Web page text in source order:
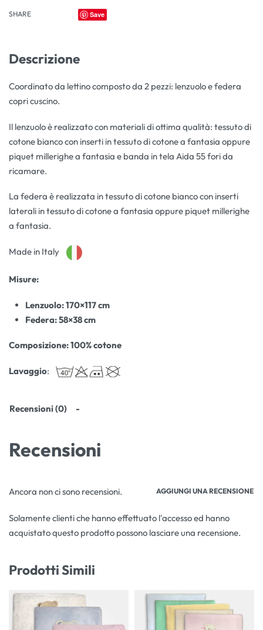
SHARE Save
Descrizione
Coordinato da lettino composto da 2 pezzi: lenzuolo e federa
copri cuscino.
Il lenzuolo è realizzato con materiali di ottima qualità: tessuto di
cotone bianco con inserti in tessuto di cotone a fantasia oppure
piquet millerighe a fantasia e banda in tela Aida 55 fori da
ricamare.
La federa è realizzata in tessuto di cotone bianco con inserti
laterali in tessuto di cotone a fantasia oppure piquet millerighe
a fantasia.
Made in Italy
Misure:
Lenzuolo: 170×117 cm
Federa: 58×38 cm
Composizione: 100% cotone
Lavaggio:
Recensioni (0)
Recensioni
Ancora non ci sono recensioni. AGGIUNGI UNA RECENSIONE
Solamente clienti che hanno effettuato l'accesso ed hanno
acquistato questo prodotto possono lasciare una recensione.
Prodotti Simili